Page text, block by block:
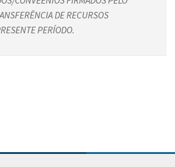
DE RECURSOS
PERÍODO.